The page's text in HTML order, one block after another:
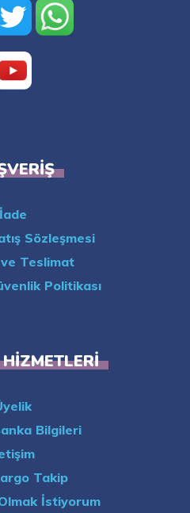
İade
Sözleşmesi
Teslimat
Politikası
Bilgileri
Takip
İstiyorum